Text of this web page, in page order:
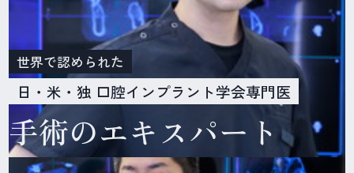
世界で認められた
日・米・独 口腔インプラント学会専門医
手術のエキスパート